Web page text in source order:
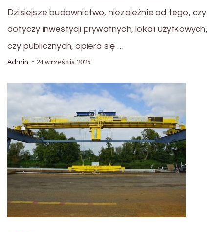
Dzisiejsze budownictwo, niezależnie od tego, czy
dotyczy inwestycji prywatnych, lokali użytkowych,
czy publicznych, opiera się …
Admin 24 września 2025